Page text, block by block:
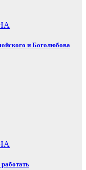
и Боголюбова